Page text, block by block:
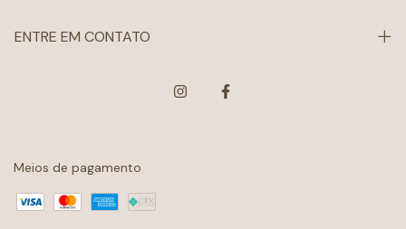
ENTRE EM CONTATO
Meios de pagamento